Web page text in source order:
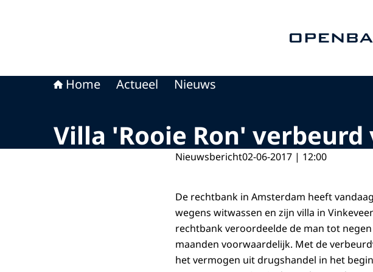
Home Actueel Nieuws
Villa 'Rooie Ron'
Nieuwsbericht02-06-2017 | 12:00
De rechtbank in Amsterdam heeft vandaag
wegens witwassen en zijn villa in
rechtbank veroordeelde de man tot
maanden voorwaardelijk. Met de
het vermogen uit drugshandel in het